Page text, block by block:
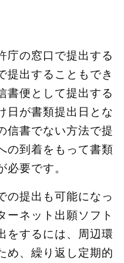
庁の窓口で提出する
提出することもでき
書便として提出する
日が書類提出日とな
信書でない方法で提
の到着をもって書類
要です。
の提出も可能になっ
ーネット出願ソフト
をするには、周辺環
め、繰り返し定期的